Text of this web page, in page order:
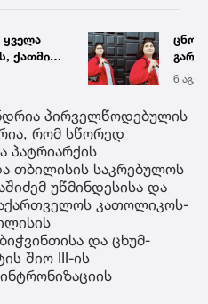
წლის
6 აგვ
პირველწოდებულის
რომ სწორედ
თბილისის საკრებულოს
უწმინდესისა და
კათოლიკოს-
და ცხუმ-
შიო III-ის